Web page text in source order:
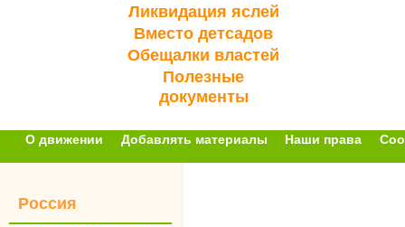
Ликвидация яслей
Вместо детсадов
Обещалки властей
Полезные
документы
О движении Добавлять материалы Наши права
Россия